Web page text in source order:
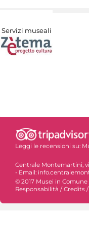
Servizi museali
Leggi le recensioni su:
Centrale Montemartini,
- Email:
© 2017 Musei in Comune
Responsabilità / Credits /